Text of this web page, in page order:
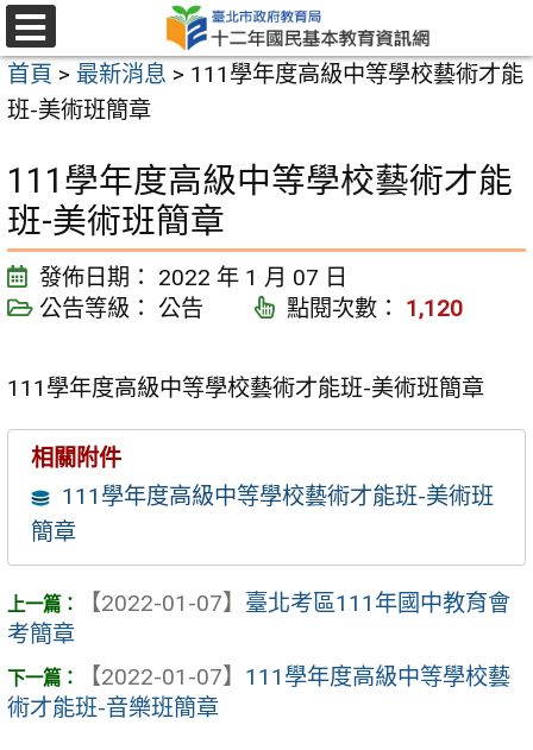
跳
至
主
要
容
區
選
單
首頁 > 最新消息 > 111學年度高級中等學校藝術才能
班-美術班簡章
111學年度高級中等學校藝術才能
班-美術班簡章
發佈日期：
2022 年 1 月 07 日
公告等級：
公告 點閱次數： 1,120
111學年度高級中等學校藝術才能班-美術班簡章
相關附件
111學年度高級中等學校藝術才能班-美術班
簡章
【2022-01-07】 臺北考區111年國中教育會
考簡章
【2022-01-07】 111學年度高級中等學校藝
術才能班-音樂班簡章